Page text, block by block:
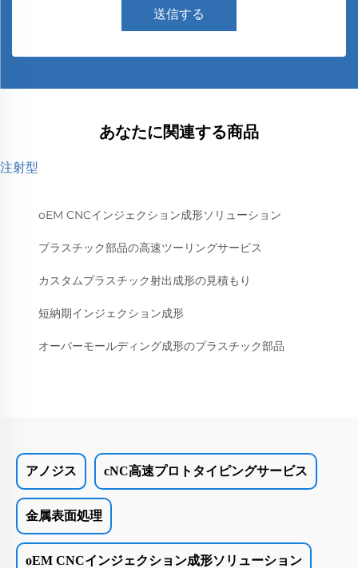
送信する
あなたに関連する商品
注射型
oEM CNCインジェクション成形ソリューション
プラスチック部品の高速ツーリングサービス
カスタムプラスチック射出成形の見積もり
短納期インジェクション成形
オーバーモールディング成形のプラスチック部品
アノジス cNC高速プロトタイピングサービス
金属表面処理
oEM CNCインジェクション成形ソリューション